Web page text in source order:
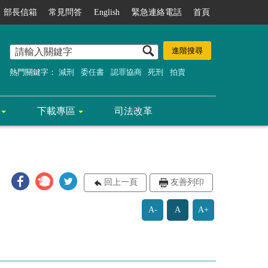
部長信箱 常見問答 English 緊急連絡電話 首頁
熱門關鍵字： 減刑 委任書 認罪協商 死刑 拍賣
下載專區 司法改革
回上一頁 友善列印
A- A A+